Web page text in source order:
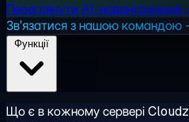
Переглянути AI-навантаження
Зв'язатися з нашою командою
Що є в кожному сервері